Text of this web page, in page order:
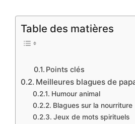
Table des matières
Points clés
Meilleures blagues de
Humour animal
Blagues sur la nourriture
Jeux de mots spirituels